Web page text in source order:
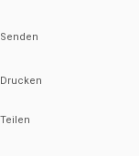
Senden
Drucken
Teilen